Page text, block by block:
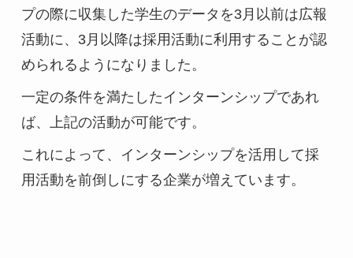
プの際に収集した学生のデータを3月以前は広報
活動に、3月以降は採用活動に利用することが認
められるようになりました。
一定の条件を満たしたインターンシップであれ
ば、上記の活動が可能です。
これによって、インターンシップを活用して採
用活動を前倒しにする企業が増えています。